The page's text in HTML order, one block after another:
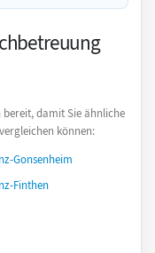
bereit, damit Sie ähnliche
können:
Gonsenheim
Finthen